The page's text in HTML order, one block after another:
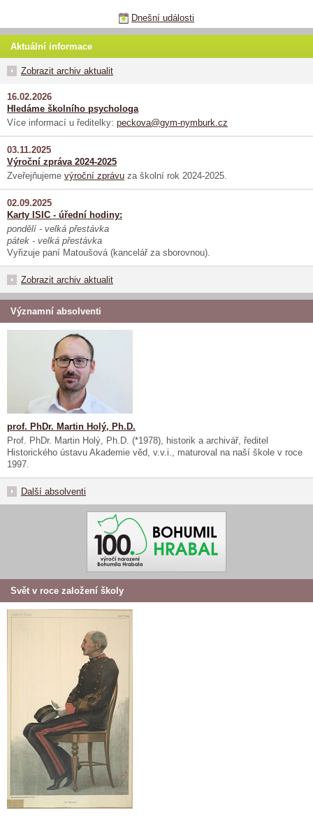
Dnešní události
Aktuální informace
Zobrazit archiv aktualit
16.02.2026
Hledáme školního psychologa
Více informací u ředitelky: peckova@gym-nymburk.cz
03.11.2025
Výroční zpráva 2024-2025
Zveřejňujeme výroční zprávu za školní rok 2024-2025.
02.09.2025
Karty ISIC - úřední hodiny:
pondělí - velká přestávka
pátek - velká přestávka
Vyřizuje paní Matoušová (kancelář za sborovnou).
Zobrazit archiv aktualit
Významní absolventi
prof. PhDr. Martin Holý, Ph.D.
Prof. PhDr. Martin Holý, Ph.D. (*1978), historik a archivář, ředitel
Historického ústavu Akademie věd, v.v.i., maturoval na naší škole v roce
1997.
Další absolventi
Svět v roce založení školy